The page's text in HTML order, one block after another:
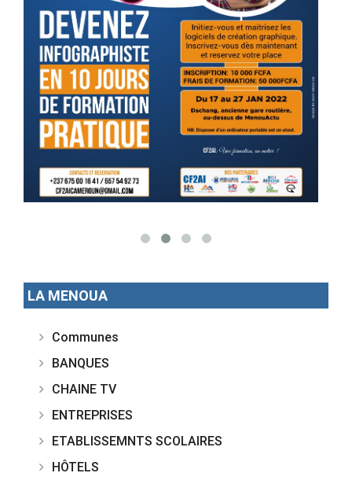
LA MENOUA
Communes
BANQUES
CHAINE TV
ENTREPRISES
ETABLISSEMNTS SCOLAIRES
HÔTELS